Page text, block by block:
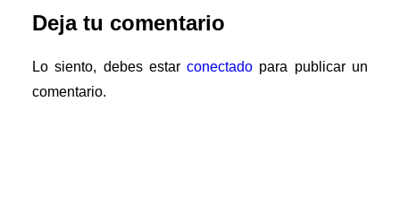
Deja tu comentario
Lo siento, debes estarconectado para publicar un
comentario.